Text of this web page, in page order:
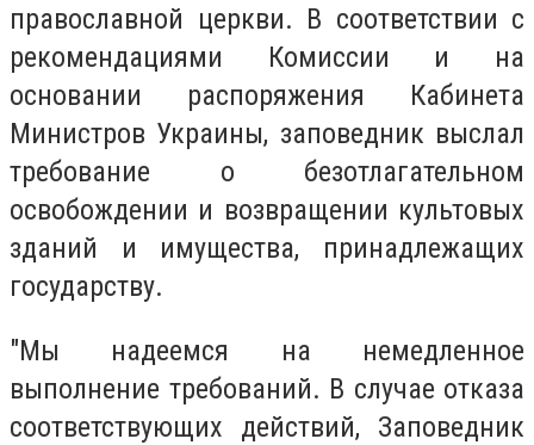
православной церкви. В соответствии с
рекомендациями Комиссии и на
основании распоряжения Кабинета
Министров Украины, заповедник выслал
требование о безотлагательном
освобождении и возвращении культовых
зданий и имущества, принадлежащих
государству.
"Мы надеемся на немедленное
выполнение требований. В случае отказа
соответствующих действий, Заповедник